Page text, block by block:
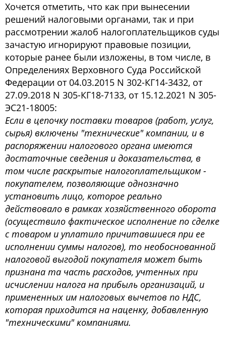
Хочется отметить, что как при вынесении
решений налоговыми органами, так и при
рассмотрении жалоб налогоплательщиков суды
зачастую игнорируют правовые позиции,
которые ранее были изложены, в том числе, в
Определениях Верховного Суда Российской
Федерации от 04.03.2015 N 302-КГ14-3432, от
27.09.2018 N 305-КГ18-7133, от 15.12.2021 N 305-
ЭС21-18005:
Если в цепочку поставки товаров (работ, услуг,
сырья) включены "технические" компании, и в
распоряжении налогового органа имеются
достаточные сведения и доказательства, в
том числе раскрытые налогоплательщиком -
покупателем, позволяющие однозначно
установить лицо, которое реально
действовало в рамках хозяйственного оборота
(осуществило фактическое исполнение по сделке
с товаром и уплатило причитавшиеся при ее
исполнении суммы налогов), то необоснованной
налоговой выгодой покупателя может быть
признана та часть расходов, учтенных при
исчислении налога на прибыль организаций, и
примененных им налоговых вычетов по НДС,
которая приходится на наценку, добавленную
"техническими" компаниями.